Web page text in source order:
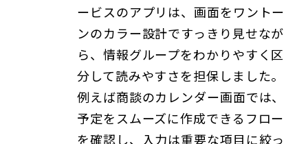
ービスのアプリは、画面をワントー
ンのカラー設計ですっきり見せなが
ら、情報グループをわかりやすく区
分して読みやすさを担保しました。
例えば商談のカレンダー画面では、
予定をスムーズに作成できるフロー
を確認し、入力は重要な項目に絞っ